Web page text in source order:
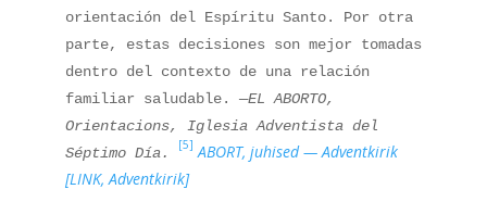
orientación del Espíritu Santo. Por otra
parte, estas decisiones son mejor tomadas
dentro del contexto de una relación
familiar saludable.
—EL ABORTO,
Orientacions, Iglesia Adventista del
Séptimo Día.
[5] ABORT, juhised — Adventkirik
[LINK, Adventkirik]